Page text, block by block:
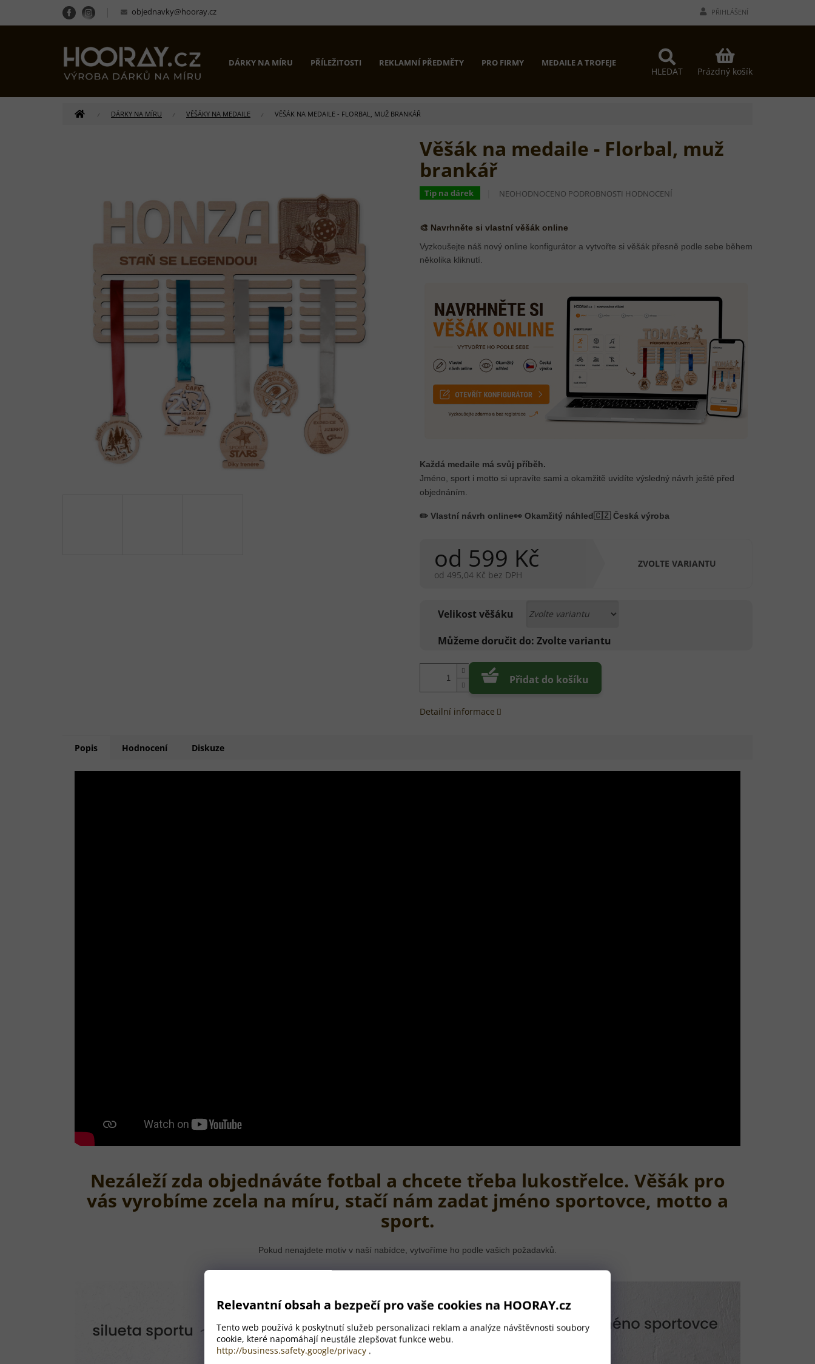
Relevantní obsah a bezpečí pro vaše cookies na HOORAY.cz
Tento web používá k poskytnutí služeb personalizaci reklam a analýze návštěvnosti soubory
cookie, které napomáhají neustále zlepšovat funkce webu.
http://business.safety.google/privacy .
obsah
objednavky@hooray.cz PŘIHLÁŠENÍ
HLEDAT
NÁKUPNÍ
KOŠÍK
Prázdný košík
DÁRKY NA MÍRU PŘÍLEŽITOSTI REKLAMNÍ PŘEDMĚTY PRO FIRMY MEDAILE A TROFEJE PROČ MY? KONTAKTY
DOMŮ DÁRKY NA MÍRU VĚŠÁKY NA MEDAILE VĚŠÁK NA MEDAILE - FLORBAL, MUŽ BRANKÁŘ
Věšák na medaile - Florbal, muž
brankář
Tip na dárek
PRŮMĚRNÉ
JE
0,0
Z
5
NEOHODNOCENO PODROBNOSTI HODNOCENÍ
od 599 Kč
od 495,04 Kč bez DPH
ZVOLTE VARIANTU
Velikost věšáku
Můžeme doručit do: Zvolte variantu
Přidat do košíku
🎨 Navrhněte si vlastní věšák online
Vyzkoušejte náš nový online konfigurátor a vytvořte si věšák přesně podle sebe během
několika kliknutí.
Každá medaile má svůj příběh.
Jméno, sport i motto si upravíte sami a okamžitě uvidíte výsledný návrh ještě před
objednáním.
✏️ Vlastní návrh online👀 Okamžitý náhled 🇨🇿 Česká výroba
Detailní informace
Popis Hodnocení Diskuze
Nezáleží zda objednáváte fotbal a chcete třeba lukostřelce. Věšák pro
vás vyrobíme zcela na míru, stačí nám zadat jméno sportovce, motto a
sport.
Pokud nenajdete motiv v naší nabídce, vytvoříme ho podle vašich požadavků.